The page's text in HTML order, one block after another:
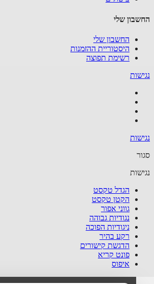
שלי
החשבון שלי
היסטוריית ההזמנות
רשימת תפוצה
הגדל טקסט
הקטן טקסט
גווני אפור
נגודיות גבוהה
ניגודיות הפוכה
רקע בהיר
הדגשת קישורים
פונט קריא
איפוס